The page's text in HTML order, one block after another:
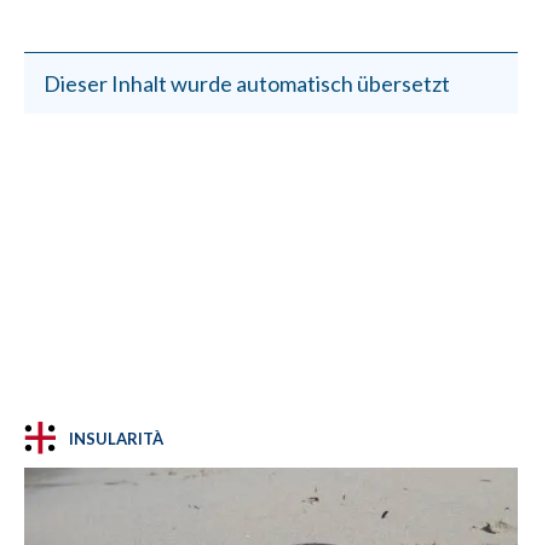
Dieser Inhalt wurde automatisch übersetzt
INSULARITÀ